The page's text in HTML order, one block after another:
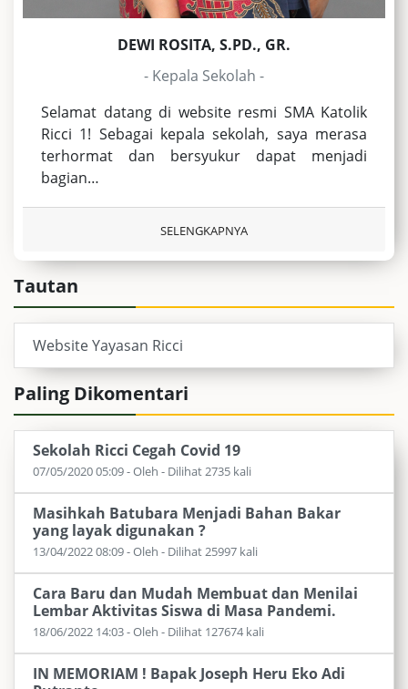
DEWI ROSITA, S.PD., GR.
- Kepala Sekolah -
Selamat datang di website resmi SMA Katolik
Ricci 1! Sebagai kepala sekolah, saya merasa
terhormat dan bersyukur dapat menjadi
bagian…
SELENGKAPNYA
Tautan
Website Yayasan Ricci
Paling Dikomentari
Sekolah Ricci Cegah Covid 19
07/05/2020 05:09 - Oleh - Dilihat 2735 kali
Masihkah Batubara Menjadi Bahan Bakar
yang layak digunakan ?
13/04/2022 08:09 - Oleh - Dilihat 25997 kali
Cara Baru dan Mudah Membuat dan Menilai
Lembar Aktivitas Siswa di Masa Pandemi.
18/06/2022 14:03 - Oleh - Dilihat 127674 kali
IN MEMORIAM ! Bapak Joseph Heru Eko Adi